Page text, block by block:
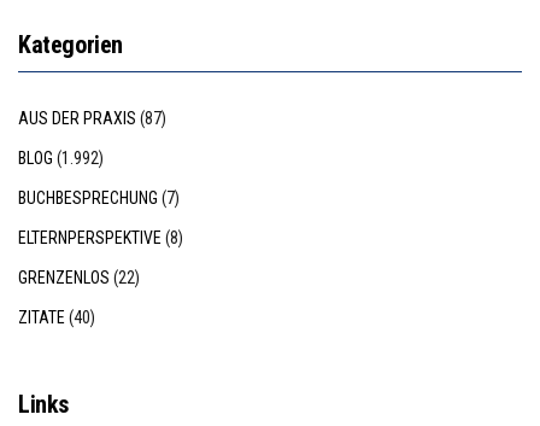
Kategorien
AUS DER PRAXIS (87)
BLOG (1.992)
BUCHBESPRECHUNG (7)
ELTERNPERSPEKTIVE (8)
GRENZENLOS (22)
ZITATE (40)
Links